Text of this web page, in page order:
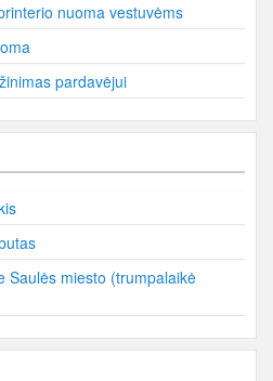
nuoma vestuvėms
pardavėjui
Saulės miesto (trumpalaikė